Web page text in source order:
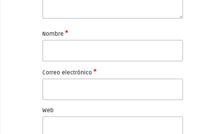
Nombre *
Correo electrónico *
Web